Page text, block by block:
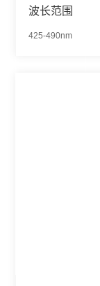
波长范围
425-490nm